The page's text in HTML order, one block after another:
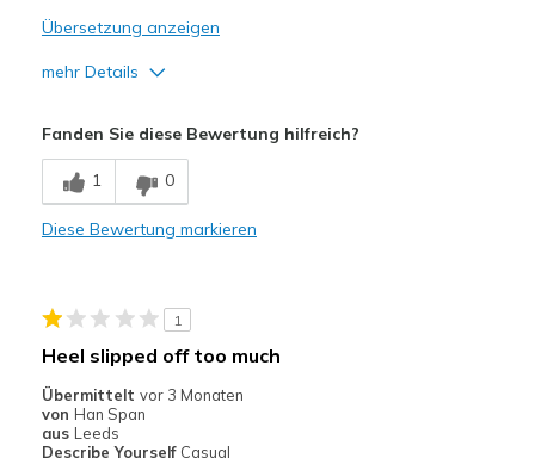
Übersetzung anzeigen
mehr Details
Comfortable
Travel
Sizing
Fanden Sie diese Bewertung hilfreich?
1 0
Diese Bewertung markieren
1
Heel slipped off too much
Übermittelt vor 3 Monaten
von Han Span
aus Leeds
Describe Yourself Casual